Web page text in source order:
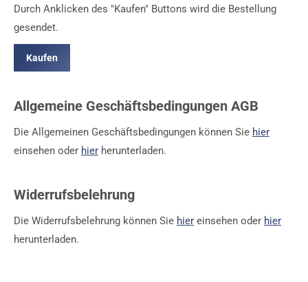
Durch Anklicken des "Kaufen" Buttons wird die Bestellung
gesendet.
Allgemeine Geschäftsbedingungen AGB
Die Allgemeinen Geschäftsbedingungen können Sie hier
einsehen oder hier herunterladen.
Widerrufsbelehrung
Die Widerrufsbelehrung können Sie hier einsehen oder hier
herunterladen.